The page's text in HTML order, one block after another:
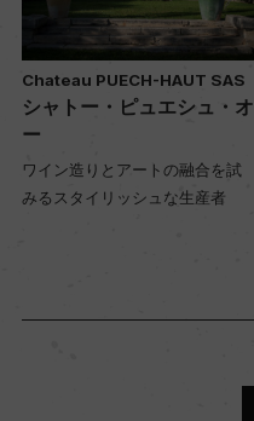
Chateau PUECH-HAUT SAS
シャトー・ピュエシュ・オ
ー
ワイン造りとアートの融合を試
みるスタイリッシュな生産者